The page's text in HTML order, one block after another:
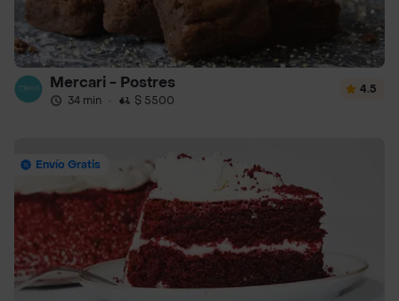
Mercari - Postres
34 min · $ 5500
4.5
Envío Gratis